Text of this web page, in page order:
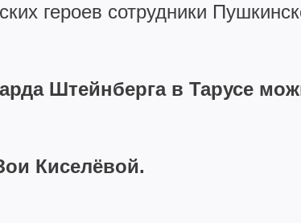
героев сотрудники
Штейнберга в Тарусе
Киселёвой.